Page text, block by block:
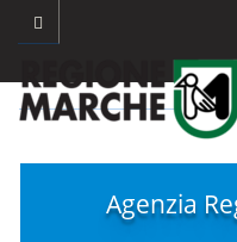
Agenzia